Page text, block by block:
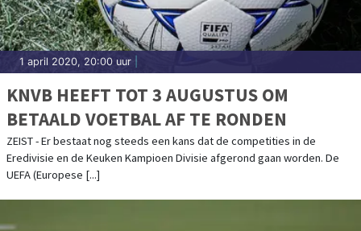
1 april 2020, 20:00 uur
KNVB HEEFT TOT 3 AUGUSTUS OM
BETAALD VOETBAL AF TE RONDEN
ZEIST - Er bestaat nog steeds een kans dat de competities in de
Eredivisie en de Keuken Kampioen Divisie afgerond gaan worden. De
UEFA (Europese [...]